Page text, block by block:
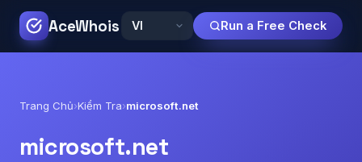
AceWhois Run a Free Check
Trang Chủ›Kiểm Tra›microsoft.net
microsoft.net